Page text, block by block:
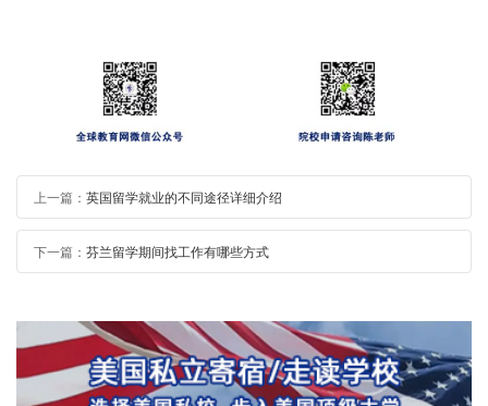
上一篇： 英国留学就业的不同途径详细介绍
下一篇： 芬兰留学期间找工作有哪些方式